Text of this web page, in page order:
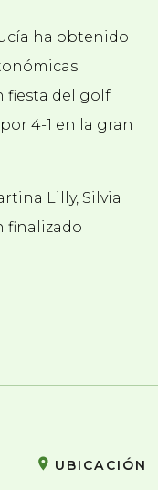
ha obtenido
fiesta del golf
4-1 en la gran
Lilly, Silvia
finalizado
UBICACIÓN